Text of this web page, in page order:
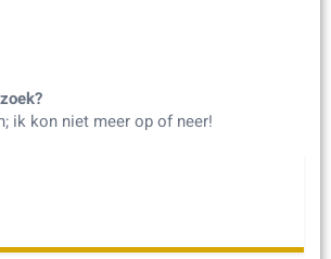
ik kon niet meer op of neer!